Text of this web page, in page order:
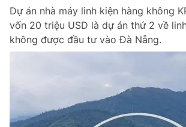
Dự án nhà máy linh kiện hàng không
vốn 20 triệu USD là dự án thứ 2 về
không được đầu tư vào Đà Nẵng.